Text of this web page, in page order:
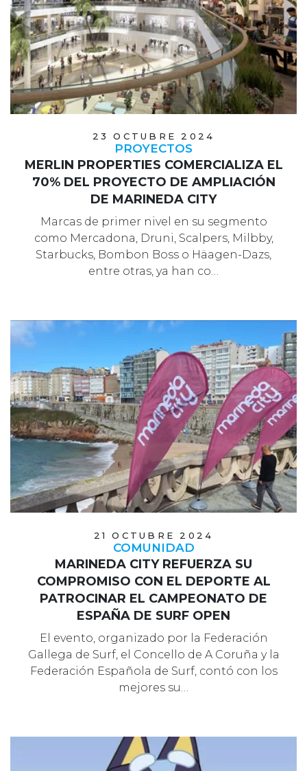
23 OCTUBRE 2024
PROYECTOS
MERLIN PROPERTIES COMERCIALIZA EL
70% DEL PROYECTO DE AMPLIACIÓN
DE MARINEDA CITY
Marcas de primer nivel en su segmento
como Mercadona, Druni, Scalpers, Milbby,
Starbucks, Bombon Boss o Häagen-Dazs,
entre otras, ya han co…
21 OCTUBRE 2024
COMUNIDAD
MARINEDA CITY REFUERZA SU
COMPROMISO CON EL DEPORTE AL
PATROCINAR EL CAMPEONATO DE
ESPAÑA DE SURF OPEN
El evento, organizado por la Federación
Gallega de Surf, el Concello de A Coruña y la
Federación Española de Surf, contó con los
mejores su…